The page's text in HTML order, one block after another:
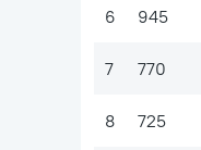
6
945
7
770
8
725